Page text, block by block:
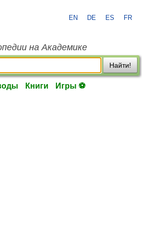
EN DE ES FR
на Академике
Найти!
Книги Игры ⚽